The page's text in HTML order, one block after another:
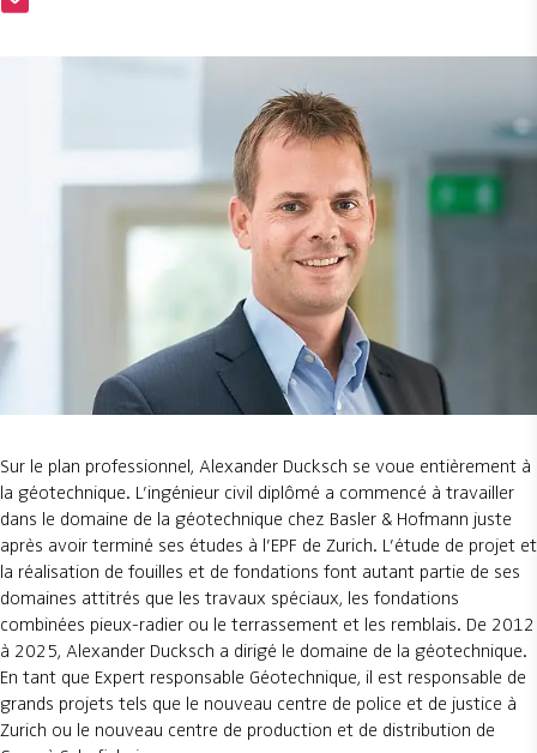
Sur le plan professionnel, Alexander Ducksch se voue entièrement à
la géotechnique. L’ingénieur civil diplômé a commencé à travailler
dans le domaine de la géotechnique chez Basler & Hofmann juste
après avoir terminé ses études à l’EPF de Zurich. L’étude de projet et
la réalisation de fouilles et de fondations font autant partie de ses
domaines attitrés que les travaux spéciaux, les fondations
combinées pieux-radier ou le terrassement et les remblais. De 2012
à 2025, Alexander Ducksch a dirigé le domaine de la géotechnique.
En tant que Expert responsable Géotechnique, il est responsable de
grands projets tels que le nouveau centre de police et de justice à
Zurich ou le nouveau centre de production et de distribution de